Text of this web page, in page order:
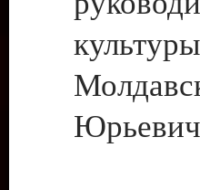
Юрьевич